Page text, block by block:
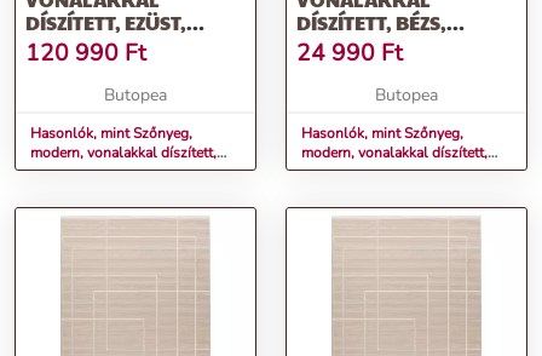
DÍSZÍTETT, EZÜST,
200X290 CM - LA
PLAINE
120 990 Ft
Butopea
Hasonlók, mint Szőnyeg,
modern, vonalakkal díszített,
ezüst, 200x290 cm - LA
DÍSZÍTETT, BÉZS,
80X150 CM - LA PLAINE
24 990 Ft
Butopea
Hasonlók, mint Szőnyeg,
modern, vonalakkal díszített,
bézs, 80x150 cm - LA PLAINE